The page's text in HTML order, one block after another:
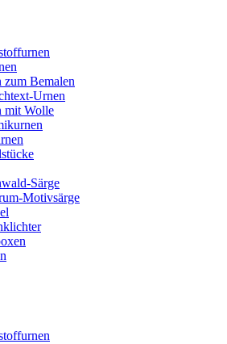
zum Bemalen
Urnen
mit Wolle
Särge
Motivsärge